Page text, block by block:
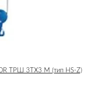
ТРШ 3ТХ3 М (тип HS-Z)